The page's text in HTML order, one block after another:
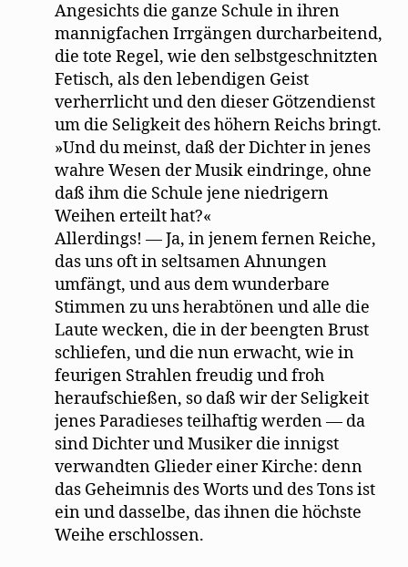
Angesichts die ganze Schule in ihren
mannigfachen Irrgängen durcharbeitend,
die tote Regel, wie den selbstgeschnitzten
Fetisch, als den lebendigen Geist
verherrlicht und den dieser Götzendienst
um die Seligkeit des höhern Reichs bringt.
»Und du meinst, daß der Dichter in jenes
wahre Wesen der Musik eindringe, ohne
daß ihm die Schule jene niedrigern
Weihen erteilt hat?«
Allerdings! — Ja, in jenem fernen Reiche,
das uns oft in seltsamen Ahnungen
umfängt, und aus dem wunderbare
Stimmen zu uns herabtönen und alle die
Laute wecken, die in der beengten Brust
schliefen, und die nun erwacht, wie in
feurigen Strahlen freudig und froh
heraufschießen, so daß wir der Seligkeit
jenes Paradieses teilhaftig werden — da
sind Dichter und Musiker die innigst
verwandten Glieder einer Kirche: denn
das Geheimnis des Worts und des Tons ist
ein und dasselbe, das ihnen die höchste
Weihe erschlossen.